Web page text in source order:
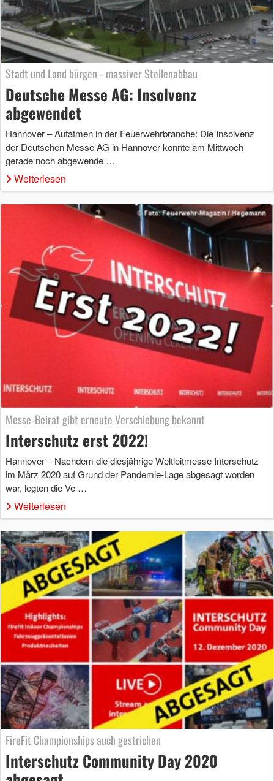
Stadt und Land bürgen - massiver Stellenabbau
Deutsche Messe AG: Insolvenz
abgewendet
Hannover – Aufatmen in der Feuerwehrbranche: Die Insolvenz
der Deutschen Messe AG in Hannover konnte am Mittwoch
gerade noch abgewende …
Weiterlesen
Messe-Beirat gibt erneute Verschiebung bekannt
Interschutz erst 2022!
Hannover – Nachdem die diesjährige Weltleitmesse Interschutz
im März 2020 auf Grund der Pandemie-Lage abgesagt worden
war, legten die Ve …
Weiterlesen
FireFit Championships auch gestrichen
Interschutz Community Day 2020